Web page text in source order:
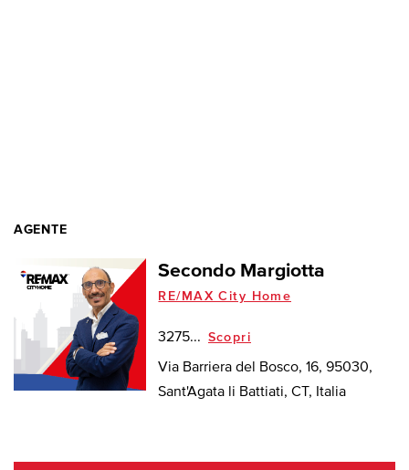
AGENTE
Secondo Margiotta
RE/MAX City Home
3275... Scopri
Via Barriera del Bosco, 16, 95030,
Sant'Agata li Battiati, CT, Italia